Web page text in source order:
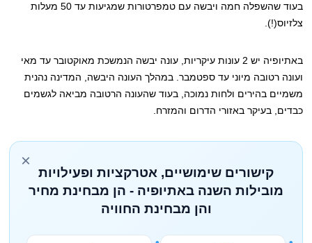
בעוד שהשפלה חמה ויבשה עם טמפרטורות שמגיעות עד 50 מעלות
צלזיוס(!).
באתיופיה יש 2 עונות עיקריות, עונה יבשה הנמשכת מאוקטובר עד מאי
ועונה רטובה מיוני עד ספטמבר. במהלך העונה היבשה, המדינה נהנית
משמיים בהירים ולחות נמוכה, בעוד שהעונה הרטובה מביאה לגשמים
כבדים, בעיקר באזורי הדרום והמזרח.
×
קישורים שימושיים, אטרקציות ופעילויות
מובילות השנה באתיופיה - הן מבחינת מחיר
והן מבחינת החוויה